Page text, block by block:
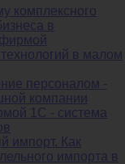
комплексного
в
в малом
персоналом -
компании
1C - система
импорт. Как
импорта в